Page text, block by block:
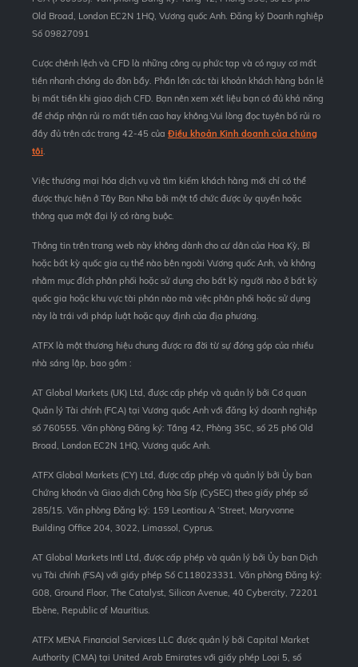
Old Broad, London EC2N 1HQ, Vương quốc Anh. Đăng ký Doanh nghiệp
Số 09827091
Cược chênh lệch và CFD là những công cụ phức tạp và có nguy cơ mất
tiền nhanh chóng do đòn bẩy. Phần lớn các tài khoản khách hàng bán lẻ
bị mất tiền khi giao dịch CFD. Bạn nên xem xét liệu bạn có đủ khả năng
để chấp nhận rủi ro mất tiền cao hay không.Vui lòng đọc tuyên bố rủi ro
đầy đủ trên các trang 42-45 của Điều khoản Kinh doanh của chúng
tôi.
Việc thương mại hóa dịch vụ và tìm kiếm khách hàng mới chỉ có thể
được thực hiện ở Tây Ban Nha bởi một tổ chức được ủy quyền hoặc
thông qua một đại lý có ràng buộc.
Thông tin trên trang web này không dành cho cư dân của Hoa Kỳ, Bỉ
hoặc bất kỳ quốc gia cụ thể nào bên ngoài Vương quốc Anh, và không
nhằm mục đích phân phối hoặc sử dụng cho bất kỳ người nào ở bất kỳ
quốc gia hoặc khu vực tài phán nào mà việc phân phối hoặc sử dụng
này là trái với pháp luật hoặc quy định của địa phương.
ATFX là một thương hiệu chung được ra đời từ sự đóng góp của nhiều
nhà sáng lập, bao gồm :
AT Global Markets (UK) Ltd, được cấp phép và quản lý bởi Cơ quan
Quản lý Tài chính (FCA) tại Vương quốc Anh với đăng ký doanh nghiệp
số 760555. Văn phòng Đăng ký: Tầng 42, Phòng 35C, số 25 phố Old
Broad, London EC2N 1HQ, Vương quốc Anh.
ATFX Global Markets (CY) Ltd, được cấp phép và quản lý bởi Ủy ban
Chứng khoán và Giao dịch Cộng hòa Síp (CySEC) theo giấy phép số
285/15. Văn phòng Đăng ký: 159 Leontiou A ‘Street, Maryvonne
Building Office 204, 3022, Limassol, Cyprus.
AT Global Markets Intl Ltd, được cấp phép và quản lý bởi Ủy ban Dịch
vụ Tài chính (FSA) với giấy phép Số C118023331. Văn phòng Đăng ký:
G08, Ground Floor, The Catalyst, Silicon Avenue, 40 Cybercity, 72201
Ebène, Republic of Mauritius.
ATFX MENA Financial Services LLC được quản lý bởi Capital Market
Authority (CMA) tại United Arab Emirates với giấy phép Loại 5, số